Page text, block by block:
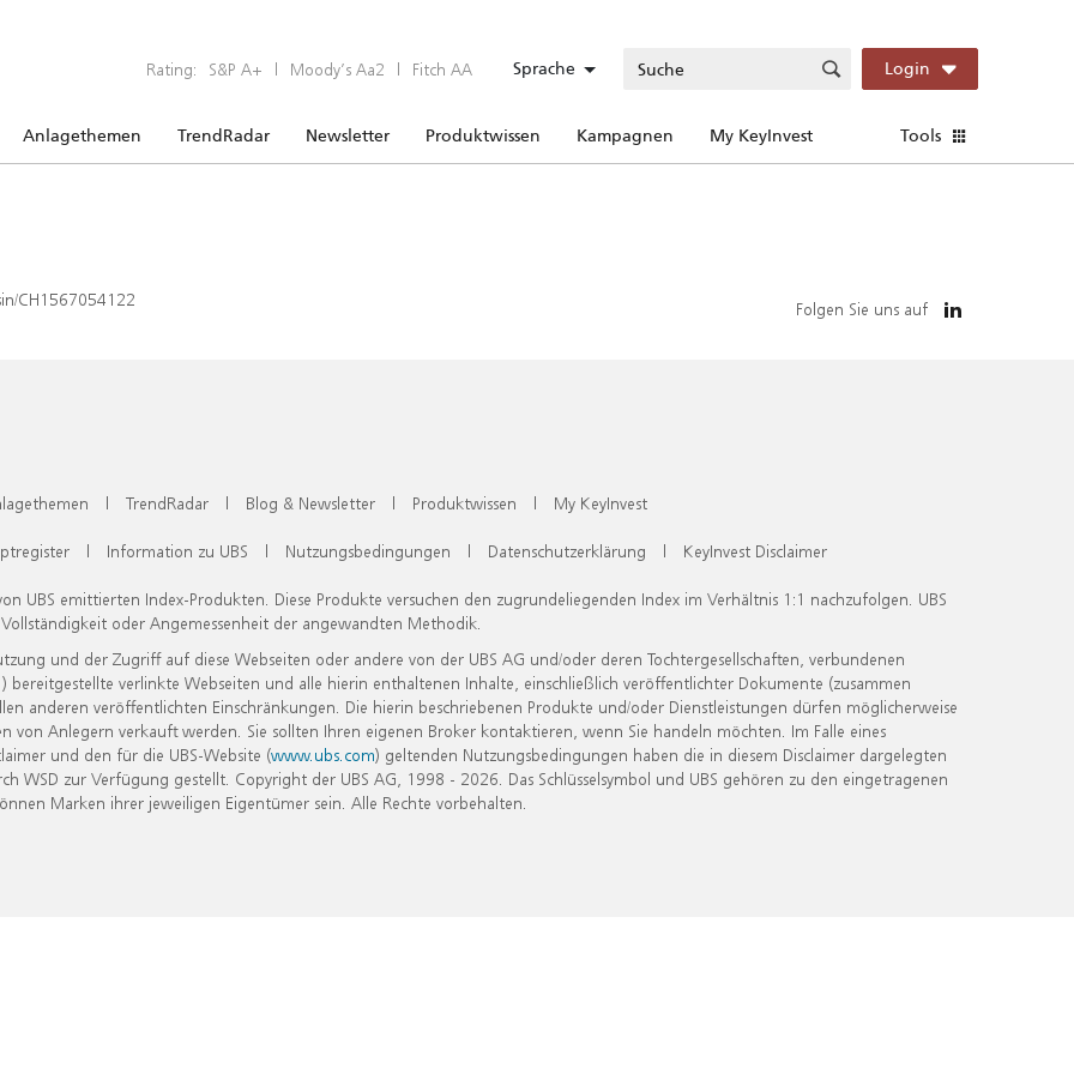
Rating: S&P A+ | Moody’s Aa2 | Fitch AA Sprache Login
Anlagethemen TrendRadar Newsletter Produktwissen Kampagnen My KeyInvest Tools
CH1567054122 Folgen Sie uns auf
| TrendRadar | Blog & Newsletter | Produktwissen | My KeyInvest
| Information zu UBS | Nutzungsbedingungen | Datenschutzerklärung | KeyInvest Disclaimer
UBS emittierten Index-Produkten. Diese Produkte versuchen den zugrundeliegenden Index im Verhältnis 1:1 nachzufolgen. UBS
oder Angemessenheit der angewandten Methodik.
und der Zugriff auf diese Webseiten oder andere von der UBS AG und/oder deren Tochtergesellschaften, verbundenen
verlinkte Webseiten und alle hierin enthaltenen Inhalte, einschließlich veröffentlichter Dokumente (zusammen
anderen veröffentlichten Einschränkungen. Die hierin beschriebenen Produkte und/oder Dienstleistungen dürfen möglicherweise
Anlegern verkauft werden. Sie sollten Ihren eigenen Broker kontaktieren, wenn Sie handeln möchten. Im Falle eines
und den für die UBS-Website (www.ubs.com) geltenden Nutzungsbedingungen haben die in diesem Disclaimer dargelegten
zur Verfügung gestellt. Copyright der UBS AG, 1998 - 2026. Das Schlüsselsymbol und UBS gehören zu den eingetragenen
Marken ihrer jeweiligen Eigentümer sein. Alle Rechte vorbehalten.